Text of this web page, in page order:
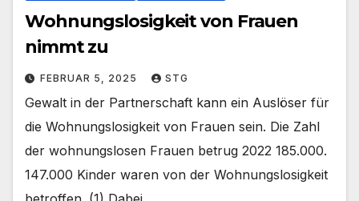
Wohnungslosigkeit von Frauen
nimmt zu
FEBRUAR 5, 2025 STG
Gewalt in der Partnerschaft kann ein Auslöser für
die Wohnungslosigkeit von Frauen sein. Die Zahl
der wohnungslosen Frauen betrug 2022 185.000.
147.000 Kinder waren von der Wohnungslosigkeit